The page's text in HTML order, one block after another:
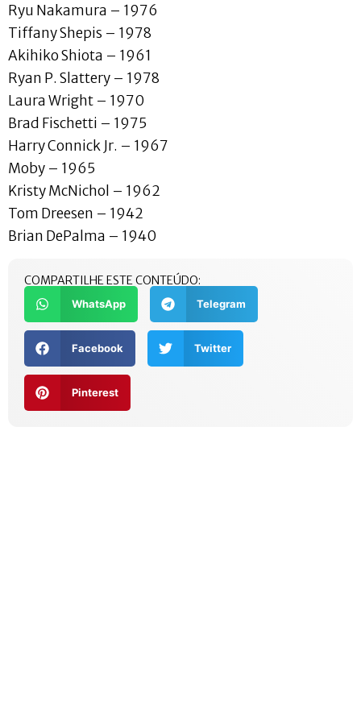
Ryu Nakamura – 1976
Tiffany Shepis – 1978
Akihiko Shiota – 1961
Ryan P. Slattery – 1978
Laura Wright – 1970
Brad Fischetti – 1975
Harry Connick Jr. – 1967
Moby – 1965
Kristy McNichol – 1962
Tom Dreesen – 1942
Brian DePalma – 1940
COMPARTILHE ESTE CONTEÚDO:
WhatsApp Telegram
Facebook Twitter
Pinterest